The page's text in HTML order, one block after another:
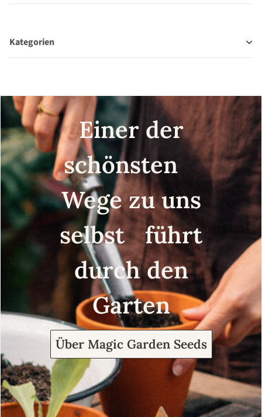
Kategorien
Einer der
schönsten
Wege zu uns
selbst führt
durch den
Garten
Über Magic Garden Seeds